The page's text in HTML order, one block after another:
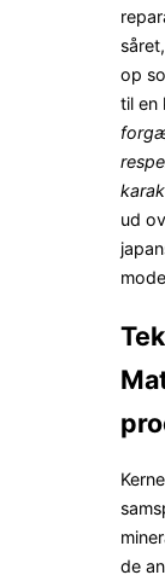
op
til en
ud
de